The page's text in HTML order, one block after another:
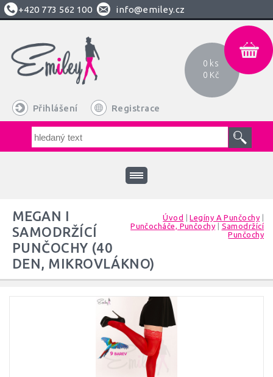
+420 773 562 100 info@emiley.cz
Přihlášení Registrace
0 ks
0 Kč
Úvod |Legíny A Punčochy
Punčocháče, Punčochy
Samodržící
Punčochy
MEGAN I
SAMODRŽÍCÍ
PUNČOCHY (40
DEN, MIKROVLÁKNO)